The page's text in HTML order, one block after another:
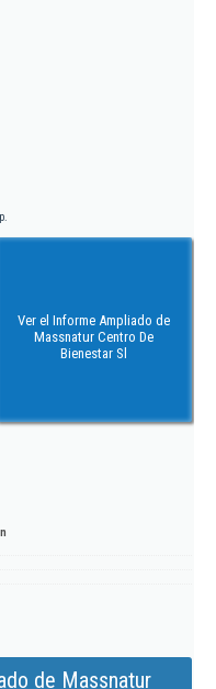
Ver el Informe Ampliado de
Massnatur Centro De
Bienestar Sl
de Massnatur